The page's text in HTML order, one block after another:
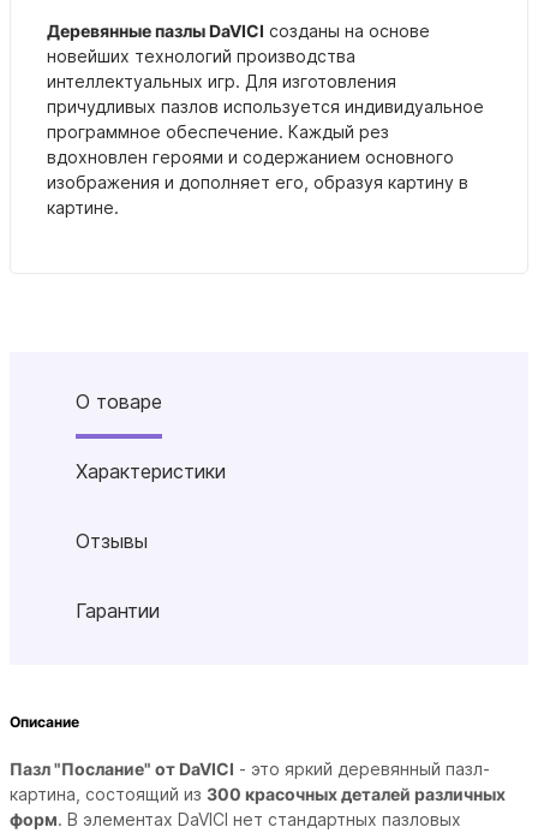
Деревянные пазлы DaVICI созданы на основе
новейших технологий производства
интеллектуальных игр. Для изготовления
причудливых пазлов используется индивидуальное
программное обеспечение. Каждый рез
вдохновлен героями и содержанием основного
изображения и дополняет его, образуя картину в
картине.
О товаре
Характеристики
Отзывы
Гарантии
Описание
Пазл "Послание" от DaVICI - это яркий деревянный пазл-
картина, состоящий из 300 красочных деталей различных
форм. В элементах DaVICI нет стандартных пазловых